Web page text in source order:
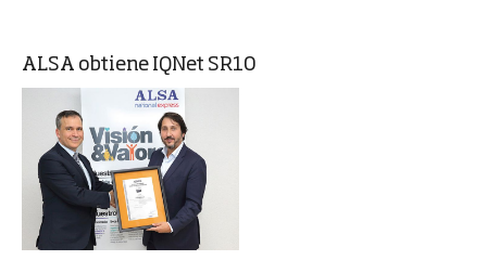
ALSA obtiene IQNet SR10